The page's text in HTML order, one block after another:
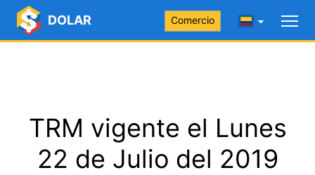
DOLAR Comercio
TRM vigente el Lunes
22 de Julio del 2019